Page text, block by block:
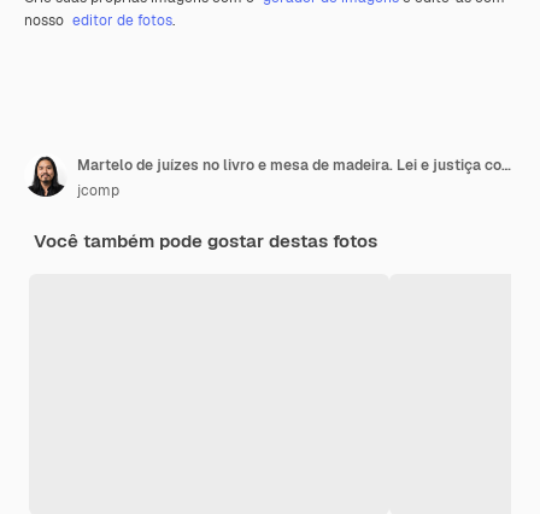
nosso editor de fotos.
Martelo de juízes no livro e mesa de madeira. Lei e justiça conceito fundo.
jcomp
Você também pode gostar destas fotos